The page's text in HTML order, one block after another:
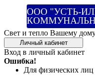
ООО "УСТЬ-
Свет и тепло Вашему
Личный кабинет
Вход в личный кабинет
Ошибка!
Для физических лиц